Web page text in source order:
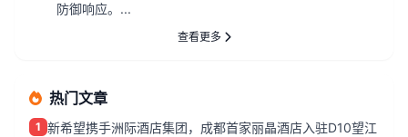
防御响应。...
查看更多
热门文章
1 新希望携手洲际酒店集团，成都首家丽晶酒店入驻D10望江